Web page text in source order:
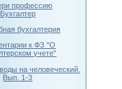
профессию
Бухгалтер
бухгалтерия
к ФЗ "О
учете"
на человеческий.
Вып. 1-3